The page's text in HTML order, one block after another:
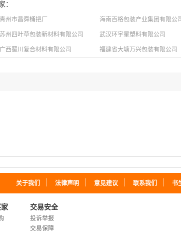
：
青州市昌舜桶把厂 海南百格包装产业集团有限公
苏州四叶草包装新材料有限公司 武汉环宇星塑料有限公司
广西蜀川复合材料有限公司 福建省大塘万兴包装有限公司
关于我们 法律声明 意见建议 联系我们 书
交易安全
投诉举报
交易保障